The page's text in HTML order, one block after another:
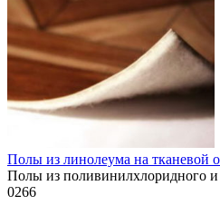
Полы из линолеума на тканевой
Полы из поливинилхлоридного и
0266